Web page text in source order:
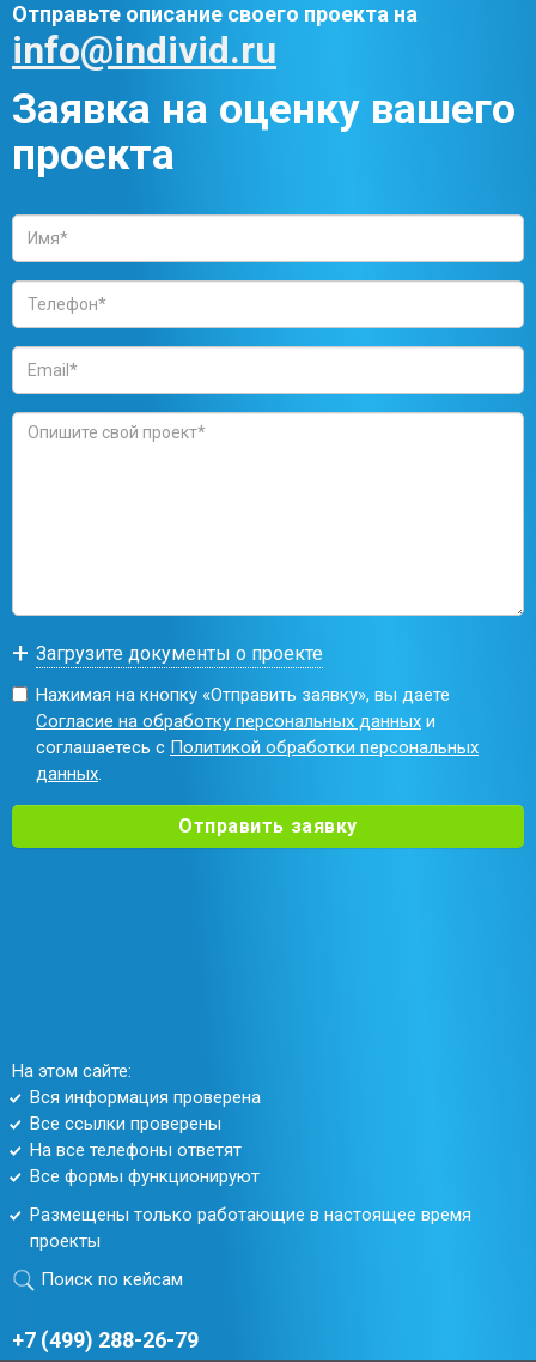
Отправьте описание своего проекта на
info@individ.ru
Заявка на оценку вашего
проекта
Нажимая на кнопку «Отправить заявку», вы даете
Согласие на обработку персональных данных и
соглашаетесь с Политикой обработки персональных
данных.
Отправить заявку
На этом сайте:
Вся информация проверена
Все ссылки проверены
На все телефоны ответят
Все формы функционируют
Размещены только работающие в настоящее время
проекты
Поиск по кейсам
+7 (499) 288-26-79